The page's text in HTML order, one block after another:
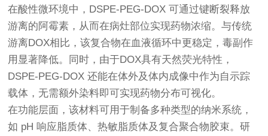
在酸性微环境中，DSPE-PEG-DOX 可通过键断裂释放
游离的阿霉素，从而在病灶部位实现药物浓缩。与传统
游离DOX相比，该复合物在血液循环中更稳定，毒副作
用显著降低。同时，由于DOX具有天然荧光特性，
DSPE-PEG-DOX 还能在体外及体内成像中作为自示踪
载体，无需额外染料即可实现药物分布可视化。
在功能层面，该材料可用于制备多种类型的纳米系统，
如 pH 响应脂质体、热敏脂质体及复合聚合物胶束。研